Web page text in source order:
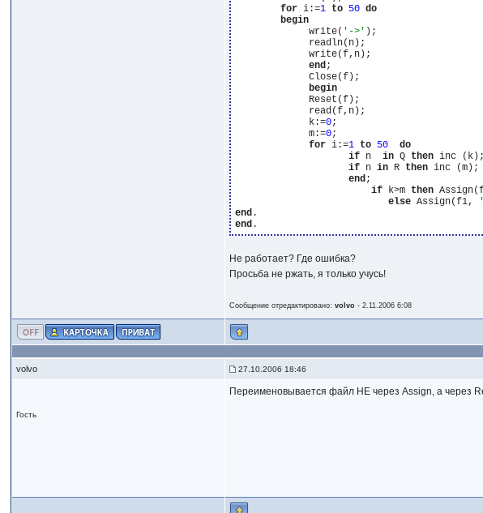
for i:=1 to 50 do
begin
             write(
'->' );
             readln(n);
             write(f,n);
end;
             Close(f);
begin
             Reset(f);
             read(f,n);
             k:=
0;
             m:=
0;
for i:=1 to 50
do
if n in Q then inc (k);
if n in R then inc (m);
end;
if k>m then
else Assign(f1,
end
end
Не работает? Где ошибка?
Просьба не ржать, я только учусь!
Сообщение отредактировано:volvo -2.11.2006 6:08
volvo 27.10.2006 18:46
Гость
Переименовывается файл НЕ через Assign, а через